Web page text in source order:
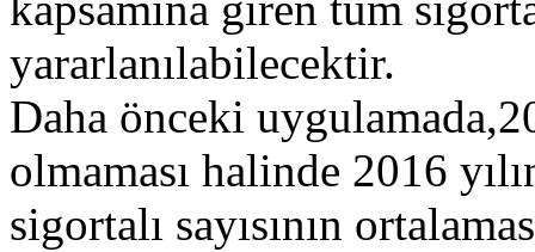
yararlanılabilecektir.
Daha önceki
olmaması halinde 2016
sigortalı sayısının